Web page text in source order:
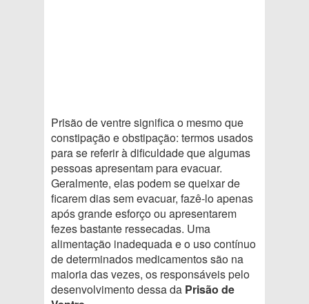
Prisão de ventre significa o mesmo que
constipação e obstipação: termos usados
para se referir à dificuldade que algumas
pessoas apresentam para evacuar.
Geralmente, elas podem se queixar de
ficarem dias sem evacuar, fazê-lo apenas
após grande esforço ou apresentarem
fezes bastante ressecadas. Uma
alimentação inadequada e o uso contínuo
de determinados medicamentos são na
maioria das vezes, os responsáveis pelo
desenvolvimento dessa da Prisão de